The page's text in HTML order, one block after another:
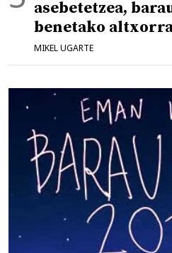
asebetetzea,
benetako
MIKEL UGARTE